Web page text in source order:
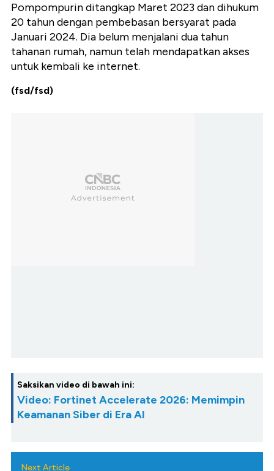
Pompompurin ditangkap Maret 2023 dan dihukum
20 tahun dengan pembebasan bersyarat pada
Januari 2024. Dia belum menjalani dua tahun
tahanan rumah, namun telah mendapatkan akses
untuk kembali ke internet.
(fsd/fsd)
Saksikan video di bawah ini:
Video: Fortinet Accelerate 2026: Memimpin
Keamanan Siber di Era AI
Next Article